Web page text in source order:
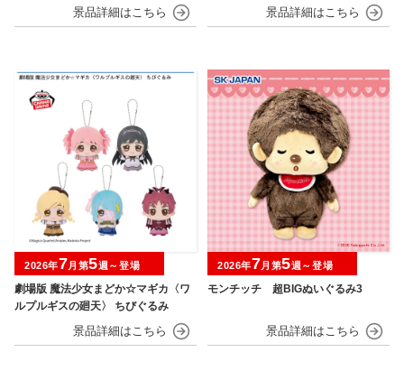
劇場版 魔法少女まどか☆マギカ〈ワ
ルプルギスの廻天〉 ちびぐるみ
2026年7月第5週～登場
モンチッチ 超BIGぬいぐるみ3
2026年7月第5週～登場